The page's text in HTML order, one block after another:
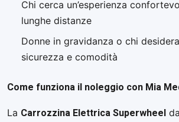
Chi cerca un’esperienza
lunghe distanze
Donne in gravidanza o chi
sicurezza e comodità
Come funziona il noleggio con Mia
La Carrozzina Elettrica Superwheel